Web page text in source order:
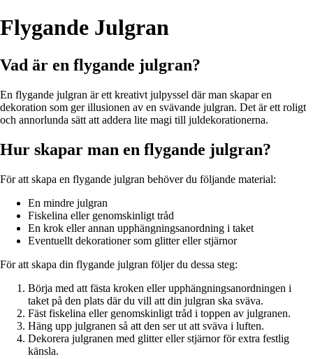
Flygande Julgran
Vad är en flygande julgran?
En flygande julgran är ett kreativt julpyssel där man skapar en
dekoration som ger illusionen av en svävande julgran. Det är ett roligt
och annorlunda sätt att addera lite magi till juldekorationerna.
Hur skapar man en flygande julgran?
För att skapa en flygande julgran behöver du följande material:
En mindre julgran
Fiskelina eller genomskinligt tråd
En krok eller annan upphängningsanordning i taket
Eventuellt dekorationer som glitter eller stjärnor
För att skapa din flygande julgran följer du dessa steg:
Börja med att fästa kroken eller upphängningsanordningen i
taket på den plats där du vill att din julgran ska sväva.
Fäst fiskelina eller genomskinligt tråd i toppen av julgranen.
Häng upp julgranen så att den ser ut att sväva i luften.
Dekorera julgranen med glitter eller stjärnor för extra festlig
känsla.